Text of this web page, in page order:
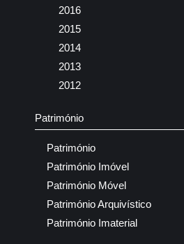
2016
2015
2014
2013
2012
Património
Património
Património Imóvel
Património Móvel
Património Arquivístico
Património Imaterial